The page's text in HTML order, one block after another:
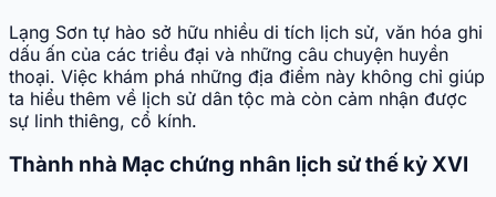
Lạng Sơn tự hào sở hữu nhiều di tích lịch sử, văn hóa ghi
dấu ấn của các triều đại và những câu chuyện huyền
thoại. Việc khám phá những địa điểm này không chỉ giúp
ta hiểu thêm về lịch sử dân tộc mà còn cảm nhận được
sự linh thiêng, cổ kính.
Thành nhà Mạc chứng nhân lịch sử thế kỷ XVI